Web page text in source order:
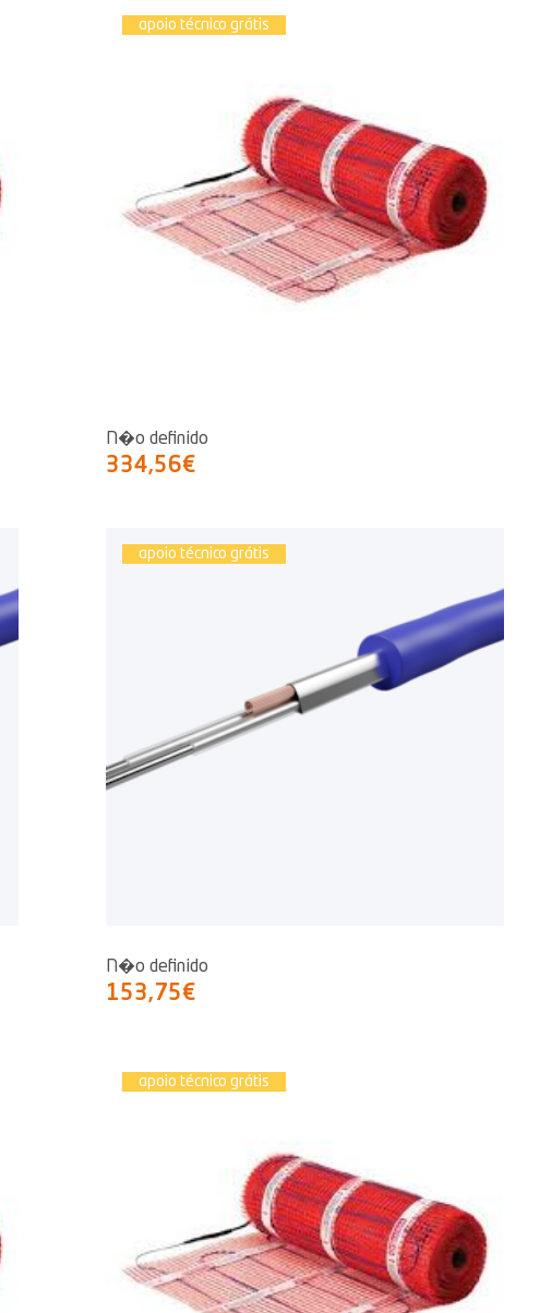
apoio técnico grátis
N�o definido
334,56€
apoio técnico grátis
N�o definido
153,75€
apoio técnico grátis